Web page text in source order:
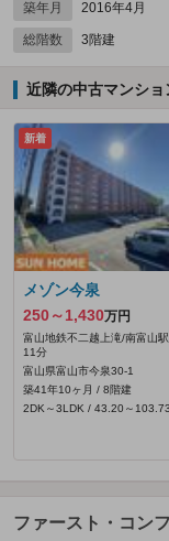
築年月
2016年4月
総階数 3階建
近隣の中古マンショ
新着
メゾン今泉
250～1,430万円
富山地鉄不二越上滝/南富山
11分
富山県富山市今泉30‐1
築41年10ヶ月 / 8階建
2DK～3LDK / 43.20～
ファースト・コン